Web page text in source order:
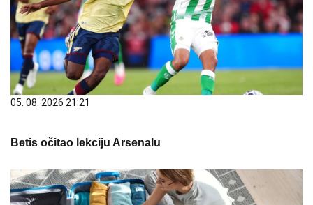
05. 08. 2026 21:21
Betis očitao lekciju Arsenalu